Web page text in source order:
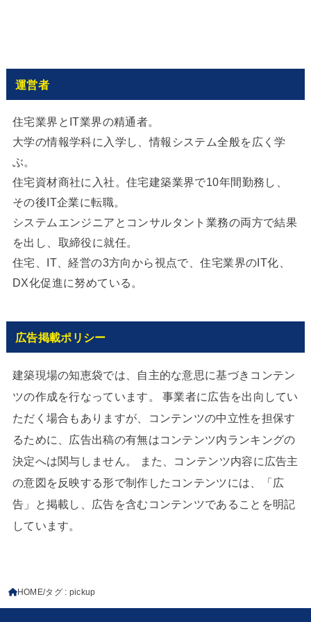
運営者
住宅業界とIT業界の精通者。
大学の情報学科に入学し、情報システム全般を広く学
ぶ。
住宅資材商社に入社。住宅建築業界で10年間勤務し、
その後IT企業に転職。
システムエンジニアとコンサルタント業務の両方で結果
を出し、取締役に就任。
住宅、IT、経営の3方向から視点で、住宅業界のIT化、
DX化促進に努めている。
広告掲載ポリシー
建築現場の知恵袋では、自主的な意思に基づきコンテン
ツの作成を行なっています。 事業者に広告を出向してい
ただく場合もありますが、コンテンツの中立性を担保す
るために、広告出稿の有無はコンテンツ内ランキングの
決定へは関与しません。 また、コンテンツ内容に広告主
の意図を反映する形で制作したコンテンツには、「広
告」と掲載し、広告を含むコンテンツであることを明記
しています。
HOME タグ : pickup